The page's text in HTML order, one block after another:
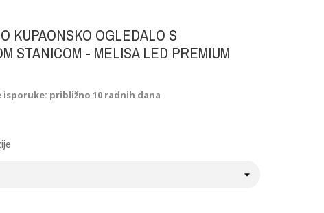
KUPAONSKO OGLEDALO S
STANICOM - MELISA LED PREMIUM
isporuke: približno 10 radnih dana